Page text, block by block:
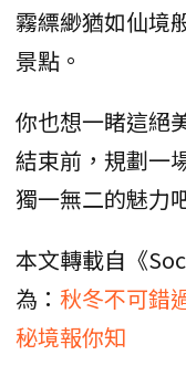
霧縹緲猶如仙境
景點。
你也想一睹這絕
結束前，規劃一
獨一無二的魅力
本文轉載自《
為： 秋冬不可錯
秘境報你知